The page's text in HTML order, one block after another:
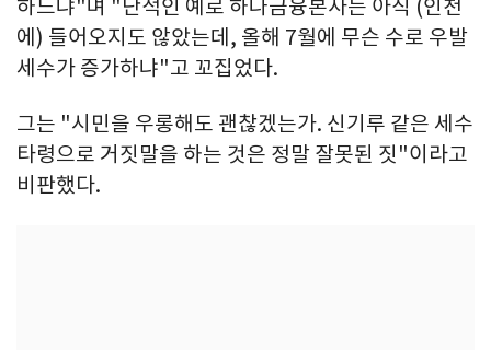
하느냐"며 "단적인 예로 하나금융본사는 아직 (인천
에) 들어오지도 않았는데, 올해 7월에 무슨 수로 우발
세수가 증가하냐"고 꼬집었다.
그는 "시민을 우롱해도 괜찮겠는가. 신기루 같은 세수
타령으로 거짓말을 하는 것은 정말 잘못된 짓"이라고
비판했다.